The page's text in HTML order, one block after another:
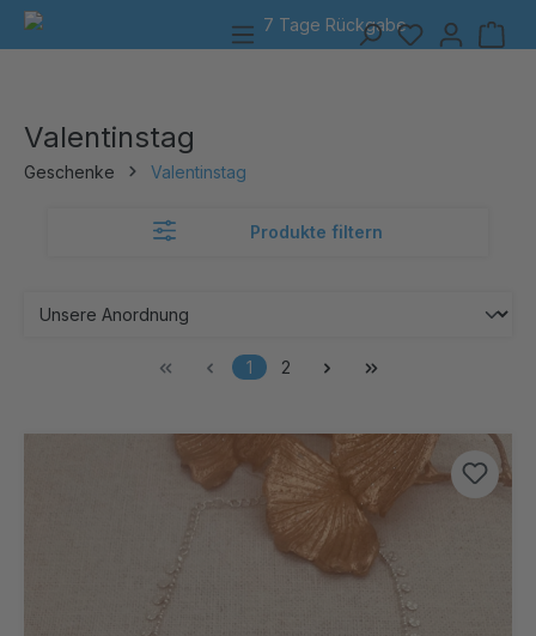
springen 7 Tage Rückgabe
Valentinstag
Geschenke Valentinstag
Produkte filtern
1 2